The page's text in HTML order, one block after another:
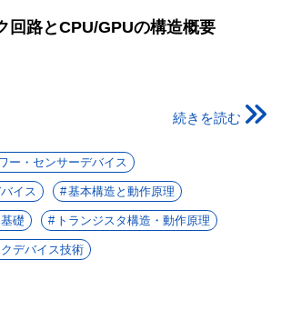
回路とCPU/GPUの構造概要
続きを読む
ー・センサーデバイス
イス 基本構造と動作原理
礎 トランジスタ構造・動作原理
デバイス技術